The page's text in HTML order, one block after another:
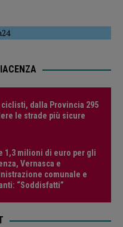
dalla Provincia 295
le strade più sicure
1,3 milioni di euro per gli
Vernasca e
comunale e
“Soddisfatti”